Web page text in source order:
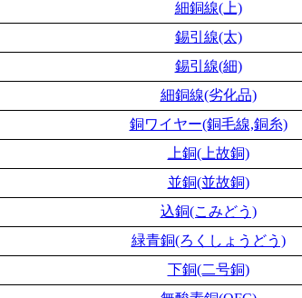
細銅線(上)
錫引線(太)
錫引線(細)
細銅線(劣化品)
銅ワイヤー(銅毛線,銅糸)
上銅(上故銅)
並銅(並故銅)
込銅(こみどう)
緑青銅(ろくしょうどう)
下銅(二号銅)